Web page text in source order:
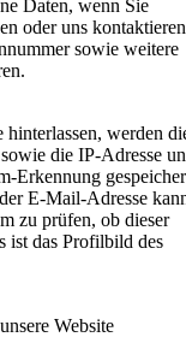
Daten, wenn Sie
oder uns
sowie weitere
hinterlassen, werden
die IP-Adresse
Erkennung
E-Mail-Adresse
zu prüfen, ob dieser
ist das Profilbild des
Website